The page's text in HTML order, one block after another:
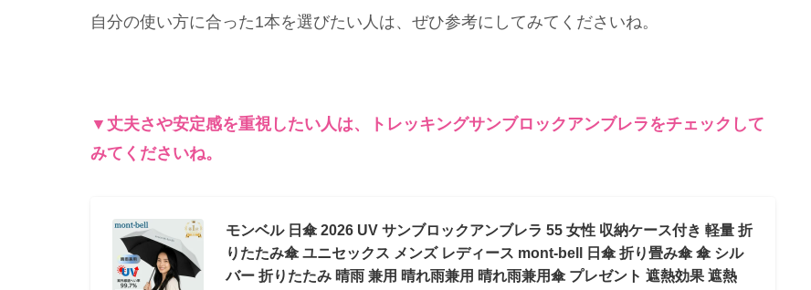
自分の使い方に合った1本を選びたい人は、ぜひ参考にしてみてくださいね。
▼丈夫さや安定感を重視したい人は、トレッキングサンブロックアンブレラをチェックして
みてくださいね。
モンベル 日傘 2026 UV サンブロックアンブレラ 55 女性 収納ケース付き 軽量 折
りたたみ傘 ユニセックス メンズ レディース mont-bell 日傘 折り畳み傘 傘 シル
バー 折りたたみ 晴雨 兼用 晴れ雨兼用 晴れ雨兼用傘 プレゼント 遮熱効果 遮熱